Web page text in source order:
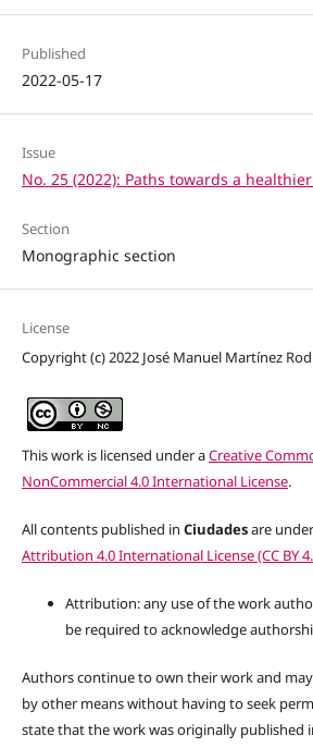
Published
2022-05-17
Issue
No. 25 (2022): Paths towards a
Section
Monographic section
License
Copyright (c) 2022 José Manuel Martínez
This work is licensed under aCreative
NonCommercial 4.0 International License.
All contents published in Ciudadesare
Attribution 4.0 International License (CC BY
Attribution: any use of the work
be required to acknowledge
Authors continue to own their work and
by other means without having to seek
state that the work was originally published